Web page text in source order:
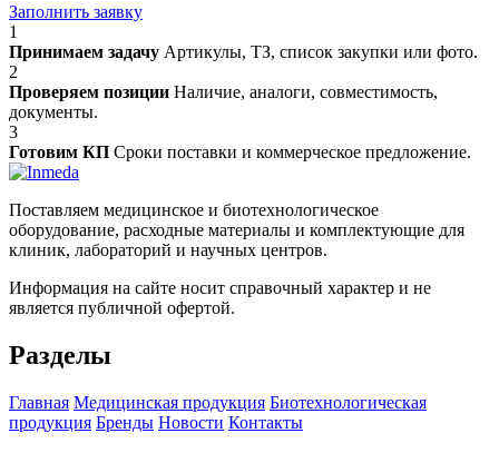
Заполнить заявку
1
Принимаем задачу Артикулы, ТЗ, список закупки или фото.
2
Проверяем позиции Наличие, аналоги, совместимость,
документы.
3
Готовим КП Сроки поставки и коммерческое предложение.
Поставляем медицинское и биотехнологическое
оборудование, расходные материалы и комплектующие для
клиник, лабораторий и научных центров.
Информация на сайте носит справочный характер и не
является публичной офертой.
Разделы
Главная Медицинская продукция Биотехнологическая
продукция Бренды Новости Контакты